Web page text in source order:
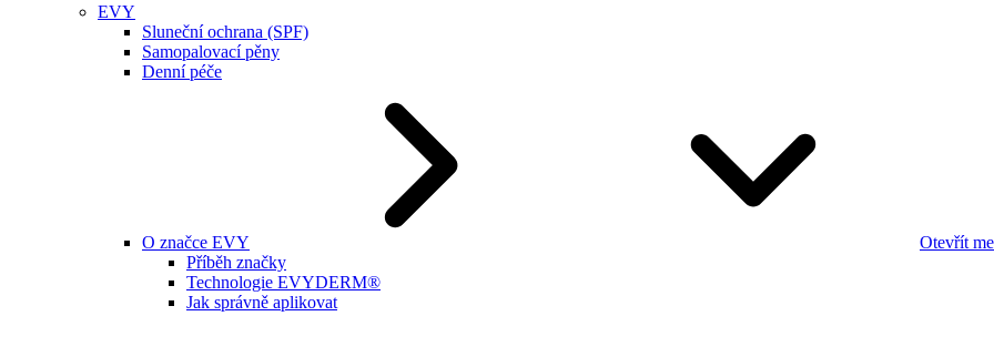
EVY
Sluneční ochrana (SPF)
Samopalovací pěny
Denní péče
O značce EVY
Otevřít
Příběh značky
Technologie EVYDERM®
Jak správně aplikovat